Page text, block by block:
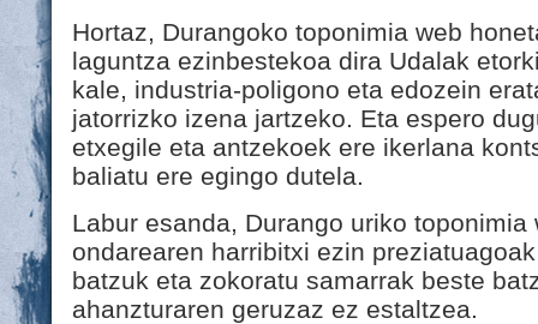
Hortaz, Durangoko toponimia web
laguntza ezinbestekoa dira Udalak
kale, industria-poligono eta edozein
jatorrizko izena jartzeko. Eta espero
etxegile eta antzekoek ere ikerlana
baliatu ere egingo dutela.
Labur esanda, Durango uriko
ondarearen harribitxi ezin
batzuk eta zokoratu samarrak beste
ahanzturaren geruzaz ez estaltzea.